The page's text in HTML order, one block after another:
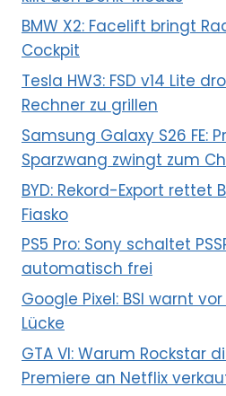
BMW X2: Facelift bringt
Cockpit
Tesla HW3: FSD v14 Lite
Rechner zu grillen
Samsung Galaxy S26 FE:
Sparzwang zwingt zum
BYD: Rekord-Export rettet
Fiasko
PS5 Pro: Sony schaltet
automatisch frei
Google Pixel: BSI warnt
Lücke
GTA VI: Warum Rockstar
Premiere an Netflix